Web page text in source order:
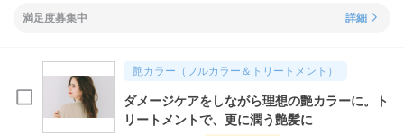
満足度募集中 詳細
艶カラー（フルカラー＆トリートメント）
ダメージケアをしながら理想の艶カラーに。ト
リートメントで、更に潤う艶髪に